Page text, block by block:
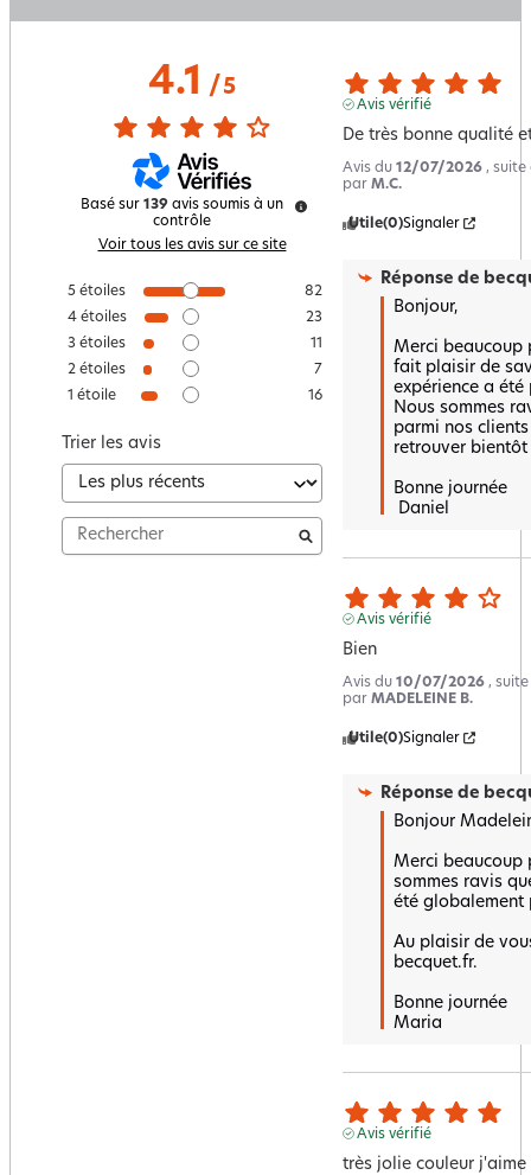
4.1/ 5
Basé sur 139 avis soumis à un
contrôle
Voir tous les avis sur ce site
5 étoiles
82
4 étoiles
23
3 étoiles
11
2 étoiles
7
1 étoile 16
Trier les avis
Avis vérifié
De très bonne qualité
Avis du 12/07/2026 , suite
par M.C.
Utile(0)Signaler
Réponse de
Bonjour,
Merci beaucoup
fait plaisir de
expérience a
Nous sommes
parmi nos
retrouver bientôt
Bonne journée
Daniel
Avis vérifié
Bien
Avis du 10/07/2026 ,
par MADELEINE B.
Utile(0)Signaler
Réponse de
Bonjour
Merci beaucoup
sommes ravis
été globalement
Au plaisir de
becquet.fr.
Bonne journée
Maria
Avis vérifié
très jolie couleur j'aime